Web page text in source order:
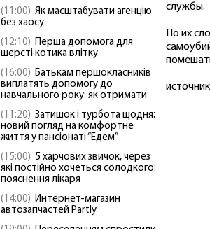
(11:00) Як масштабувати агенцію
без хаосу
(12:10) Перша допомога для
шерсті котика влітку
(16:00) Батькам першокласників
виплатять допомогу до
навчального року: як отримати
(11:20) Затишок і турбота щодня:
новий погляд на комфортне
життя у пансіонаті “Едем”
(15:00) 5 харчових звичок, через
які постійно хочеться солодкого:
пояснення лікаря
(14:00) Интернет-магазин
автозапчастей Partly
службы.
По их